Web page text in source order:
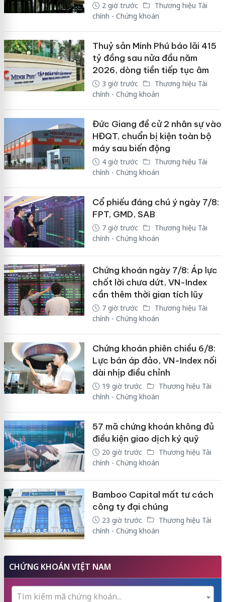
2 giờ trước
Thương hiệu Tài
chính - Chứng khoán
Thuỷ sản Minh Phú báo lãi 415
tỷ đồng sau nửa đầu năm
2026, dòng tiền tiếp tục âm
3 giờ trước
Thương hiệu Tài
chính - Chứng khoán
Đức Giang đề cử 2 nhân sự vào
HĐQT, chuẩn bị kiện toàn bộ
máy sau biến động
4 giờ trước
Thương hiệu Tài
chính - Chứng khoán
Cổ phiếu đáng chú ý ngày 7/8:
FPT, GMD, SAB
7 giờ trước
Thương hiệu Tài
chính - Chứng khoán
Chứng khoán ngày 7/8: Áp lực
chốt lời chưa dứt, VN-Index
cần thêm thời gian tích lũy
7 giờ trước
Thương hiệu Tài
chính - Chứng khoán
Chứng khoán phiên chiều 6/8:
Lực bán áp đảo, VN-Index nối
dài nhịp điều chỉnh
19 giờ trước
Thương hiệu Tài
chính - Chứng khoán
57 mã chứng khoán không đủ
điều kiện giao dịch ký quỹ
20 giờ trước
Thương hiệu Tài
chính - Chứng khoán
Bamboo Capital mất tư cách
công ty đại chúng
23 giờ trước
Thương hiệu Tài
chính - Chứng khoán
CHỨNG KHOÁN VIỆT NAM
Tìm kiếm mã chứng khoán...